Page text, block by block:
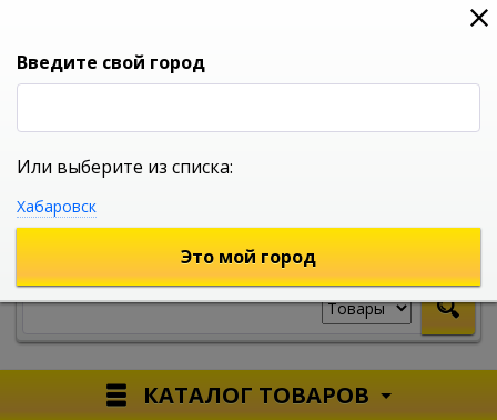
0
УНИВЕРСАЛЬНЫЙ ИНТЕРНЕТ МАГАЗИН
КАТАЛОГ ТОВАРОВ
Введите свой город
Или выберите из списка:
Хабаровск
Это мой город